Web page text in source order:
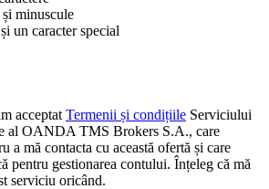
minuscule
un caracter special
acceptat Termenii și condițiile Serviciului
al OANDA TMS Brokers S.A., care
a mă contacta cu această ofertă și care
pentru gestionarea contului. Înțeleg că mă
serviciu oricând.